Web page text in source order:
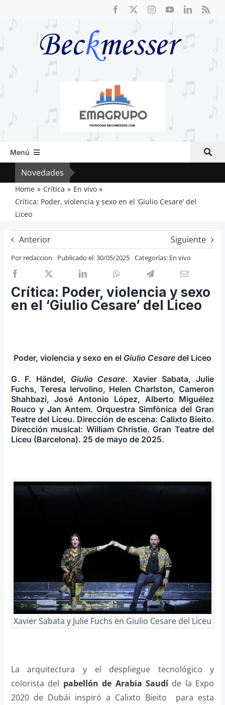
Menú
Inicio
Actual
Artículos
Previos de ópera
Entrevistas
Recomendación
Cosas de Beckmesser
Nosotros y privacidad
Novedades
Home Crítica
En vivo
Crítica: Poder, violencia y sexo en el ‘Giulio Cesare’ del
Liceo
Anterior Siguiente
Por redaccion Publicado el: 30/05/2025 Categorías: En vivo
Crítica: Poder, violencia y sexo
en el ‘Giulio Cesare’ del Liceo
Poder, violencia y sexo en el Giulio Cesare del Liceo
G. F. Händel, Giulio Cesare. Xavier Sabata, Julie
Fuchs, Teresa Iervolino, Helen Charlston, Cameron
Shahbazi, José Antonio López, Alberto Miguélez
Rouco y Jan Antem. Orquestra Simfònica del Gran
Teatre del Liceu. Dirección de escena: Calixto Bieito.
Dirección musical: William Christie. Gran Teatre del
Liceu (Barcelona). 25 de mayo de 2025.
Xavier Sabata y Julie Fuchs en Giulio Cesare del Liceu
La arquitectura y el despliegue tecnológico y
colorista del pabellón de Arabia Saudíde la Expo
2020 de Dubái inspiró a Calixto Bieito para esta